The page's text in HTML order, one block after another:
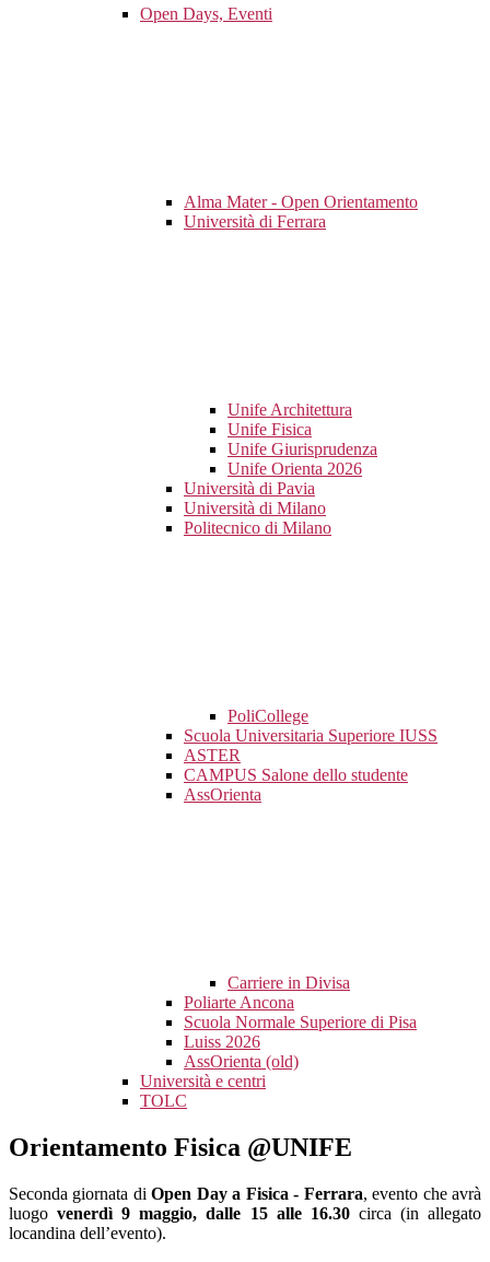
Open Days, Eventi
Alma Mater - Open Orientamento
Università di Ferrara
Unife Architettura
Unife Fisica
Unife Giurisprudenza
Unife Orienta 2026
Università di Pavia
Università di Milano
Politecnico di Milano
PoliCollege
Scuola Universitaria Superiore IUSS
ASTER
CAMPUS Salone dello studente
AssOrienta
Carriere in Divisa
Poliarte Ancona
Scuola Normale Superiore di Pisa
Luiss 2026
AssOrienta (old)
Università e centri
TOLC
Orientamento Fisica @UNIFE
Seconda giornata diOpen Day a Fisica - Ferrara, evento che avrà
luogovenerdì 9 maggio, dalle 15 alle 16.30circa (in allegato
locandina dell’evento).